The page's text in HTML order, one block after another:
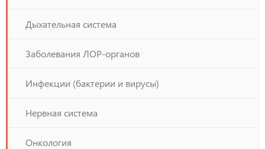
Дыхательная система
Заболевания ЛОР-органов
Инфекции (бактерии и вирусы)
Нервная система
Онкология